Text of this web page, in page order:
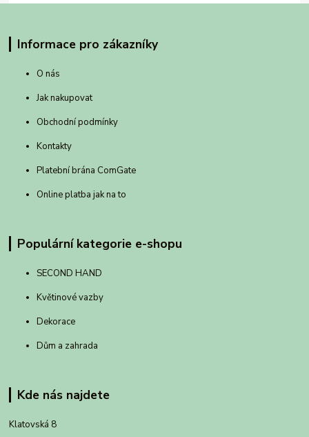
Informace pro zákazníky
O nás
Jak nakupovat
Obchodní podmínky
Kontakty
Platební brána ComGate
Online platba jak na to
Populární kategorie e-shopu
SECOND HAND
Květinové vazby
Dekorace
Dům a zahrada
Kde nás najdete
Klatovská 8